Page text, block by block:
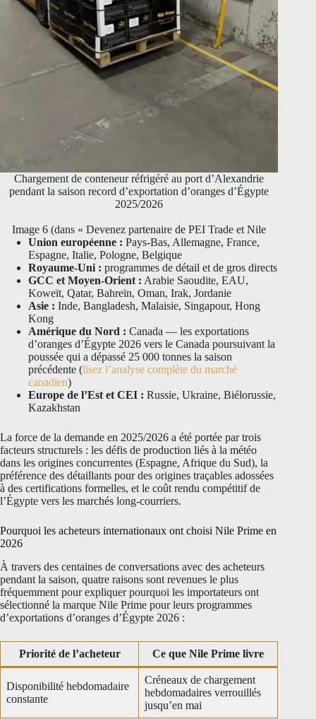
Chargement de conteneur réfrigéré au port d’Alexandrie
pendant la saison record d’exportation d’oranges d’Égypte
2025/2026
Image 6 (dans « Devenez partenaire de PEI Trade et Nile
Union européenne : Pays-Bas, Allemagne, France,
Espagne, Italie, Pologne, Belgique
Royaume-Uni : programmes de détail et de gros directs
GCC et Moyen-Orient : Arabie Saoudite, EAU,
Koweït, Qatar, Bahreïn, Oman, Irak, Jordanie
Asie : Inde, Bangladesh, Malaisie, Singapour, Hong
Kong
Amérique du Nord : Canada — les exportations
d’oranges d’Égypte 2026 vers le Canada poursuivant la
poussée qui a dépassé 25 000 tonnes la saison
précédente (lisez l’analyse complète du marché
canadien)
Europe de l’Est et CEI : Russie, Ukraine, Biélorussie,
Kazakhstan
La force de la demande en 2025/2026 a été portée par trois
facteurs structurels : les défis de production liés à la météo
dans les origines concurrentes (Espagne, Afrique du Sud), la
préférence des détaillants pour des origines traçables adossées
à des certifications formelles, et le coût rendu compétitif de
l’Égypte vers les marchés long-courriers.
Pourquoi les acheteurs internationaux ont choisi Nile Prime en
2026
À travers des centaines de conversations avec des acheteurs
pendant la saison, quatre raisons sont revenues le plus
fréquemment pour expliquer pourquoi les importateurs ont
sélectionné la marque Nile Prime pour leurs programmes
d’exportations d’oranges d’Égypte 2026 :
Priorité de l’acheteur Ce que Nile Prime livre
Disponibilité hebdomadaire
constante
Créneaux de chargement
hebdomadaires verrouillés
jusqu’en mai